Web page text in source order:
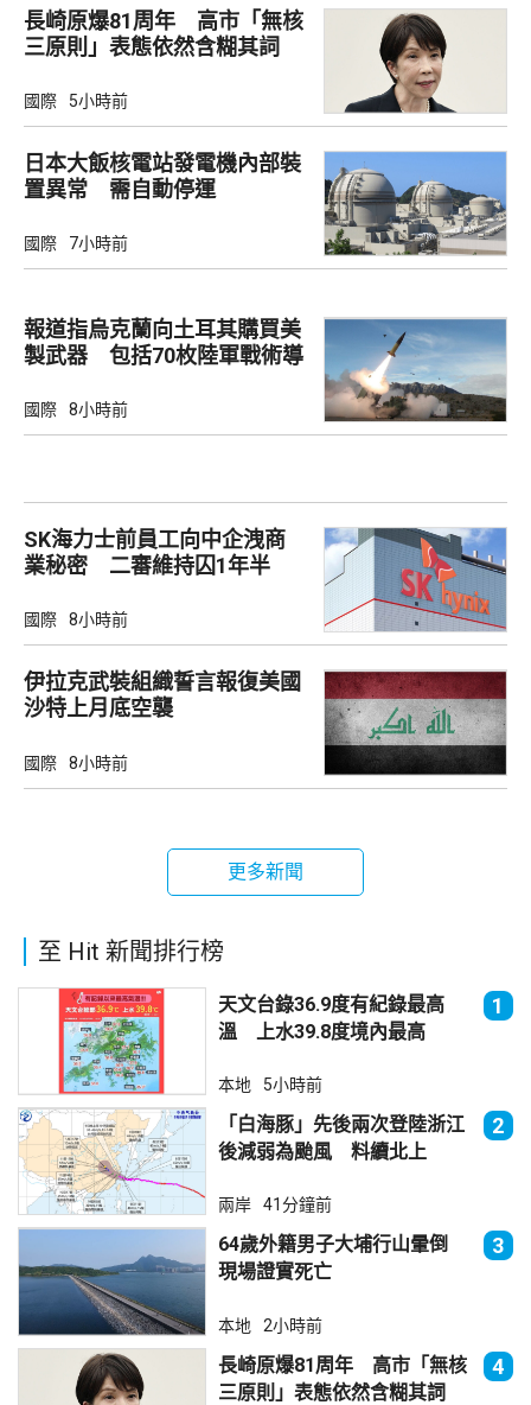
長崎原爆81周年 高市「無核
三原則」表態依然含糊其詞
國際 5小時前
日本大飯核電站發電機內部裝
置異常 需自動停運
國際 7小時前
報道指烏克蘭向土耳其購買美
製武器 包括70枚陸軍戰術導
國際 8小時前
SK海力士前員工向中企洩商
業秘密 二審維持囚1年半
國際 8小時前
伊拉克武裝組織誓言報復美國
沙特上月底空襲
國際 8小時前
更多新聞
至 Hit 新聞排行榜
天文台錄36.9度有紀錄最高
溫 上水39.8度境內最高
1
本地 5小時前
「白海豚」先後兩次登陸浙江
後減弱為颱風 料續北上
2
兩岸 41分鐘前
64歲外籍男子大埔行山暈倒
現場證實死亡
3
本地 2小時前
長崎原爆81周年 高市「無核
三原則」表態依然含糊其詞
4